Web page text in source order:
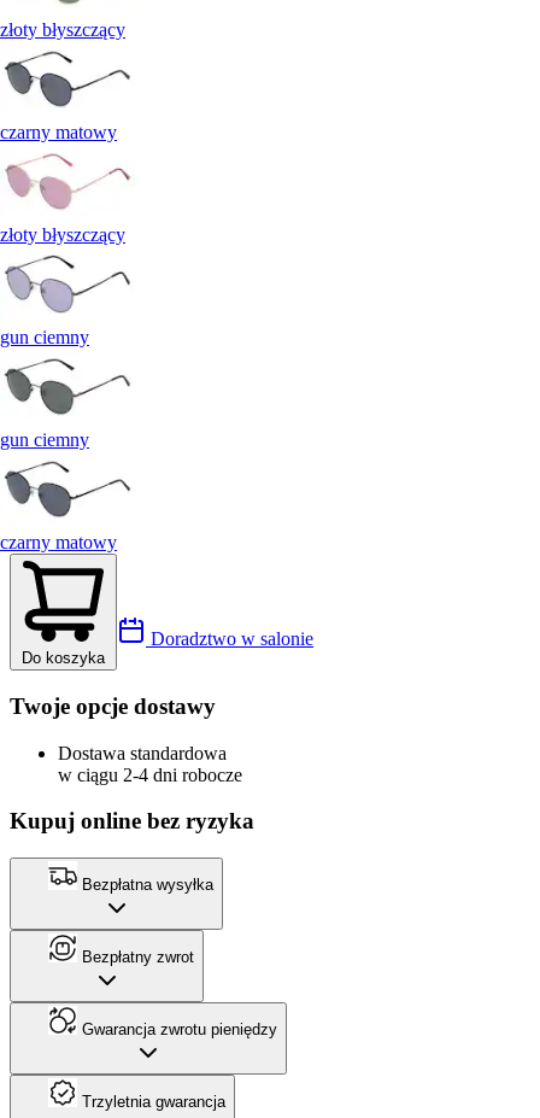
złoty błyszczący
czarny matowy
złoty błyszczący
gun ciemny
gun ciemny
czarny matowy
Do koszyka
Doradztwo w salonie
Twoje opcje dostawy
Dostawa standardowa
w ciągu 2-4 dni robocze
Kupuj online bez ryzyka
Bezpłatna wysyłka
Bezpłatny zwrot
Gwarancja zwrotu pieniędzy
Trzyletnia gwarancja